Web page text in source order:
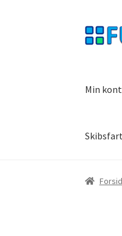
Spring
til
Spring
til
Min